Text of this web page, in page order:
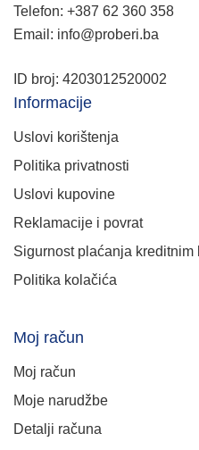
Telefon: +387 62 360 358
Email: info@proberi.ba
ID broj: 4203012520002
Informacije
Uslovi korištenja
Politika privatnosti
Uslovi kupovine
Reklamacije i povrat
Sigurnost plaćanja kreditnim
Politika kolačića
Moj račun
Moj račun
Moje narudžbe
Detalji računa